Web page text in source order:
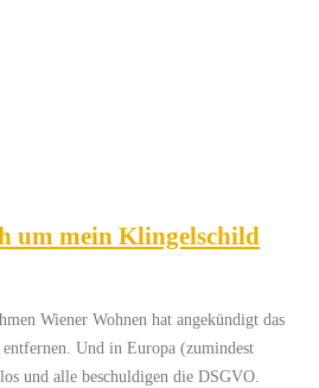
um mein Klingelschild
Wiener Wohnen hat angekündigt das
Und in Europa (zumindest
und alle beschuldigen die DSGVO.